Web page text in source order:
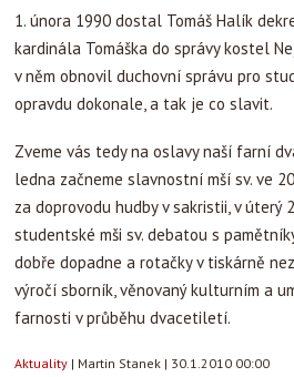
1. února 1990 dostal Tomáš Halík
kardinála Tomáška do správy kostel
v něm obnovil duchovní správu pro
opravdu dokonale, a tak je co slavit.
Zveme vás tedy na oslavy naší farní
ledna začneme slavnostní mší sv. ve
za doprovodu hudby v sakristii, v úterý
studentské mši sv. debatou s
dobře dopadne a rotačky v tiskárně
výročí sborník, věnovaný kulturním a
farnosti v průběhu dvacetiletí.
Aktuality | Martin Stanek | 30.1.2010 00:00